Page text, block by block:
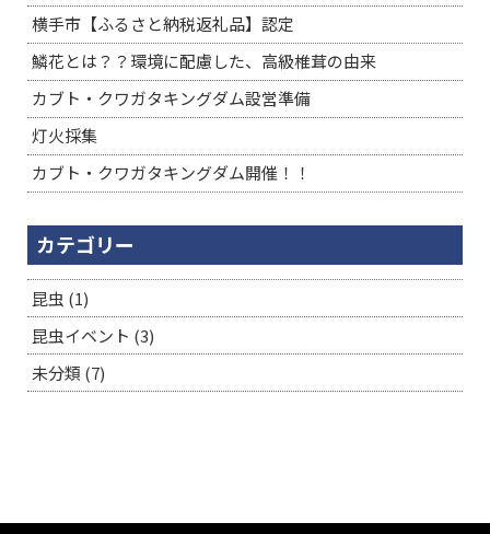
横手市【ふるさと納税返礼品】認定
鱗花とは？？環境に配慮した、高級椎茸の由来
カブト・クワガタキングダム設営準備
灯火採集
カブト・クワガタキングダム開催！！
カテゴリー
昆虫 (1)
昆虫イベント (3)
未分類 (7)